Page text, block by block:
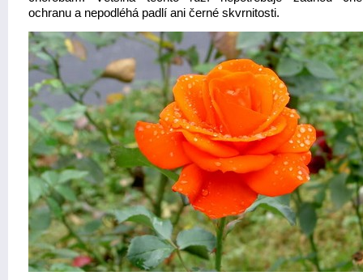
ochranu a nepodléhá padlí ani černé skvrnitosti.